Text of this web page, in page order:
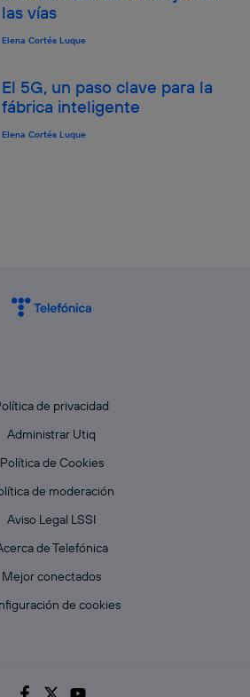
las vías
Elena Cortés Luque
El 5G, un paso clave para la
fábrica inteligente
Elena Cortés Luque
de privacidad
Administrar Utiq
Política de Cookies
de moderación
Aviso Legal LSSI
de Telefónica
Mejor conectados
de cookies